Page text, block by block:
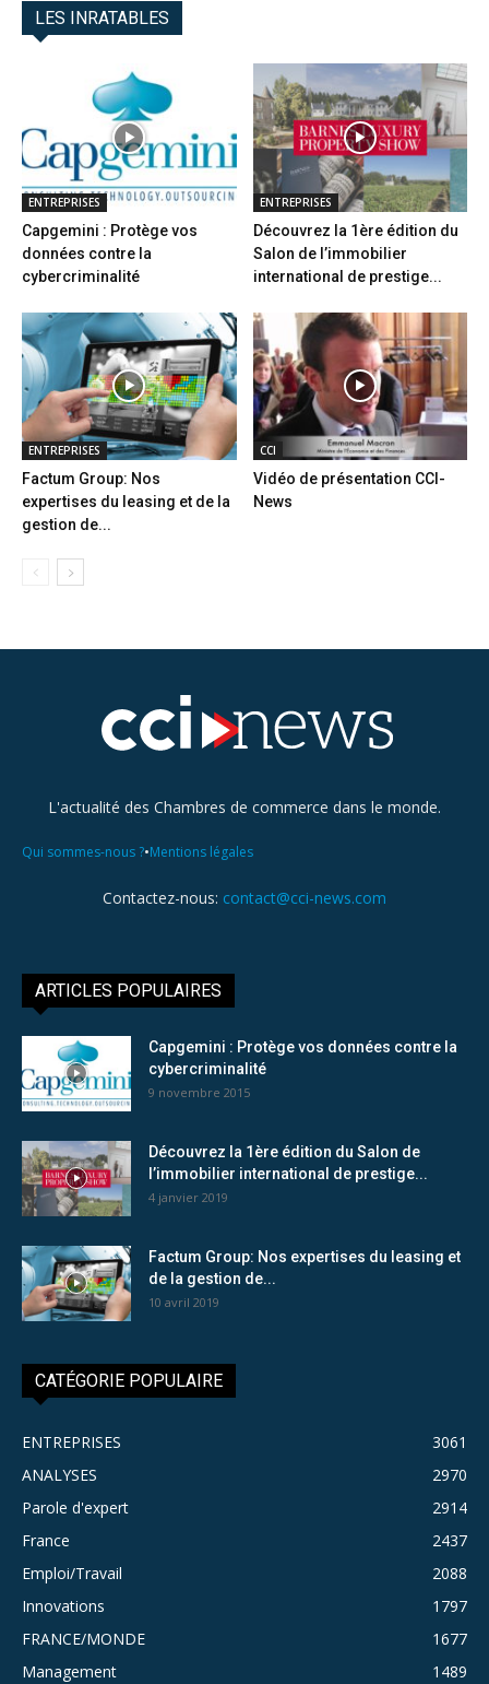
LES INRATABLES
ENTREPRISES
Capgemini : Protège vos
données contre la
cybercriminalité
ENTREPRISES
Découvrez la 1ère édition du
Salon de l’immobilier
international de prestige...
ENTREPRISES
Factum Group: Nos
expertises du leasing et de la
gestion de...
CCI
Vidéo de présentation CCI-
News
L'actualité des Chambres de commerce dans le monde.
Qui sommes-nous ?•Mentions légales
Contactez-nous: contact@cci-news.com
ARTICLES POPULAIRES
Capgemini : Protège vos données contre la
cybercriminalité
9 novembre 2015
Découvrez la 1ère édition du Salon de
l’immobilier international de prestige...
4 janvier 2019
Factum Group: Nos expertises du leasing et
de la gestion de...
10 avril 2019
CATÉGORIE POPULAIRE
ENTREPRISES
3061
ANALYSES
2970
Parole d'expert
2914
France
2437
Emploi/Travail
2088
Innovations
1797
FRANCE/MONDE
1677
Management
1489